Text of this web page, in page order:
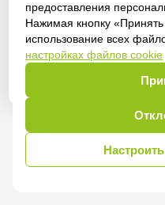
предоставления
Нажимая кнопку
использование всех
настройках файлов cookie